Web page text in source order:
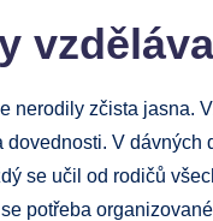
nerodily zčista jasna.
dovednosti. V
se učil od rodičů
potřeba